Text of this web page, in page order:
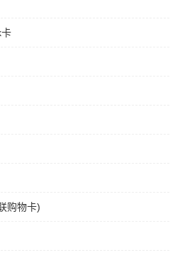
购物卡)